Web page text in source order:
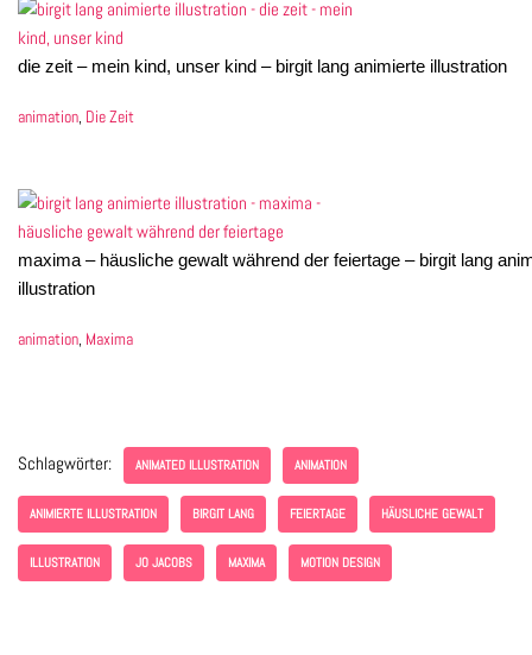
die zeit – mein kind, unser kind – birgit lang animierte illustration
animation, Die Zeit
maxima – häusliche gewalt während der feiertage – birgit lang
illustration
animation, Maxima
Schlagwörter: ANIMATED ILLUSTRATION ANIMATION
ANIMIERTE ILLUSTRATION BIRGIT LANG FEIERTAGE HÄUSLICHE GEWALT
ILLUSTRATION JO JACOBS MAXIMA MOTION DESIGN